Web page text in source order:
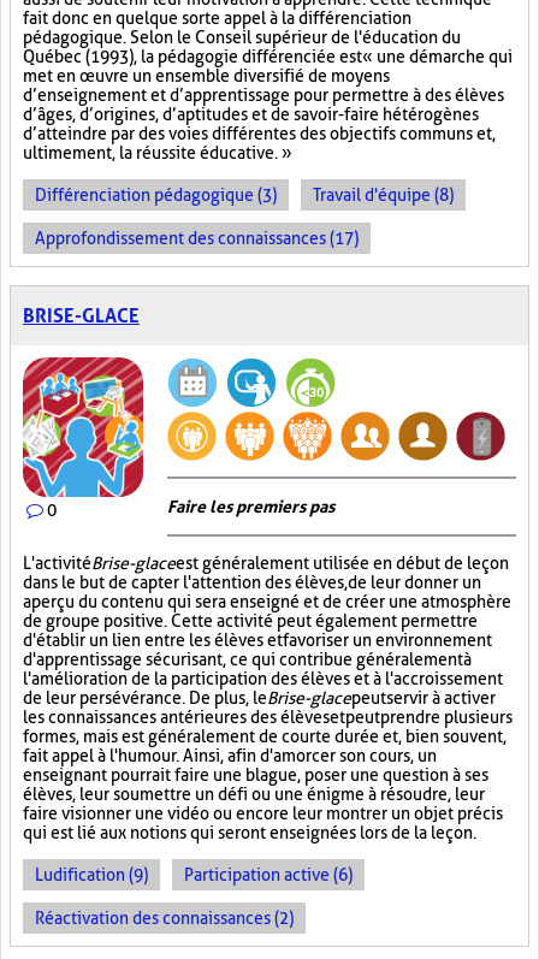
fait donc en quelque sorte appel à la différenciation
pédagogique. Selon le Conseil supérieur de l'éducation du
Québec (1993), la pédagogie différenciée est « une démarche qui
met en œuvre un ensemble diversifié de moyens
d’enseignement et d’apprentissage pour permettre à des élèves
d’âges, d’origines, d’aptitudes et de savoir-faire hétérogènes
d’atteindre par des voies différentes des objectifs communs et,
ultimement, la réussite éducative. »
Différenciation pédagogique (3) Travail d'équipe (8)
Approfondissement des connaissances (17)
BRISE-GLACE
0 Faire les premiers pas
L'activitéBrise-glaceest généralement utilisée en début de leçon
dans le but de capter l'attention des élèves, de leur donner un
aperçu du contenu qui sera enseigné et de créer une atmosphère
de groupe positive. Cette activité peut également permettre
d'établir un lien entre les élèves et favoriser un environnement
d'apprentissage sécurisant, ce qui contribue généralement à
l'amélioration de la participation des élèves et à l'accroissement
de leur persévérance. De plus, leBrise-glacepeut servir à activer
les connaissances antérieures des élèves et peut prendre plusieurs
formes, mais est généralement de courte durée et, bien souvent,
fait appel à l'humour. Ainsi, afin d'amorcer son cours, un
enseignant pourrait faire une blague, poser une question à ses
élèves, leur soumettre un défi ou une énigme à résoudre, leur
faire visionner une vidéo ou encore leur montrer un objet précis
qui est lié aux notions qui seront enseignées lors de la leçon.
Ludification (9) Participation active (6)
Réactivation des connaissances (2)